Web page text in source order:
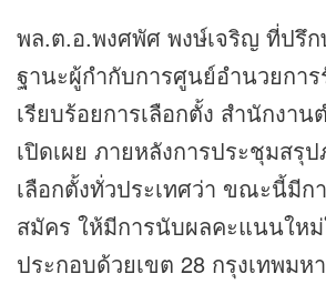
พล.ต.อ.พงศพัศ พงษ์เจริญ ที่ปรึ
ฐานะผู้กำกับการศูนย์อำนวยกา
เรียบร้อยการเลือกตั้ง สำนักงา
เปิดเผย ภายหลังการประชุมสรุ
เลือกตั้งทั่วประเทศว่า ขณะนี้มีก
สมัคร ให้มีการนับผลคะแนนให
ประกอบด้วยเขต 28 กรุงเทพมห